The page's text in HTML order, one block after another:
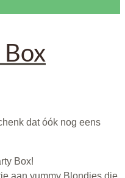
dat óók nog eens
Box!
aan yummy Blondies die